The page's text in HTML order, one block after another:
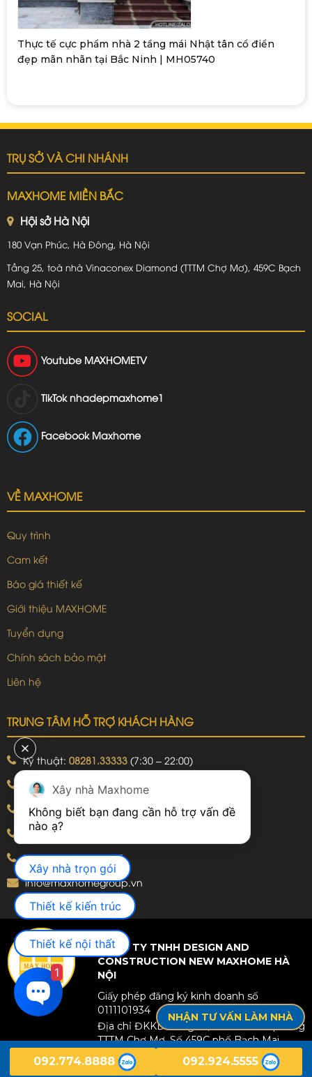
Thực tế cực phẩm nhà 2 tầng mái Nhật tân cổ điển
đẹp mãn nhãn tại Bắc Ninh | MH05740
TRỤ SỞ VÀ CHI NHÁNH
MAXHOME MIỀN BẮC
Hội sở Hà Nội
180 Vạn Phúc, Hà Đông, Hà Nội
Tầng 25, toà nhà Vinaconex Diamond (TTTM Chợ Mơ), 459C Bạch
Mai, Hà Nội
SOCIAL
Youtube MAXHOMETV
TikTok nhadepmaxhome1
Facebook Maxhome
VỀ MAXHOME
Quy trình
Cam kết
Báo giá thiết kế
Giới thiệu MAXHOME
Tuyển dụng
Chính sách bảo mật
Liên hệ
TRUNG TÂM HỖ TRỢ KHÁCH HÀNG
Kỹ thuật: 08281.33333 (7:30 – 22:00)
Khiếu nại:
09240.99999
Bảo hành:09240.99999(8:00 – 21:00)
Hotline: 092.774.8888
Hotline: 092.924.5555
info@maxhomegroup.vn
CÔNG TY TNHH DESIGN AND
CONSTRUCTION NEW MAXHOME HÀ
NỘI
Giấy phép đăng ký kinh doanh số
0111101934
Địa chỉ ĐKKD: Tầng 25, Toà nhà văn phòng
TTTM Chợ Mơ, Số 459C phố Bạch Mai,
Phường Bạch Mai, TP Hà Nội, Việt Nam.
NHẬN TƯ VẤN LÀM NHÀ
092.774.8888 092.924.5555
Xây nhà Maxhome
Không biết bạn đang cần hỗ trợ vấn đề
Xây nhà trọn gói
Thiết kế kiến trúc
Thiết kế nội thất
1